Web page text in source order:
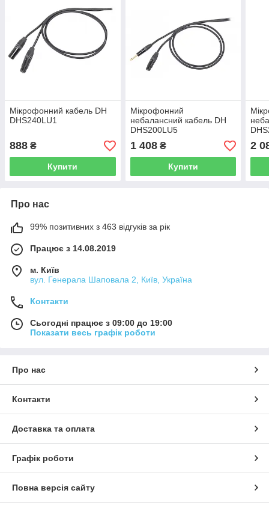
Мікрофонний кабель DH
DHS240LU1
888 ₴
Купити
Мікрофонний
небалансний кабель DH
DHS200LU5
1 408₴
Купити
2
Про нас
99% позитивних з 463 відгуків за рік
Працює з 14.08.2019
м. Київ
вул. Генерала Шаповала 2, Київ, Україна
Контакти
Сьогодні працює з 09:00 до 19:00
Показати весь графік роботи
Про нас
Контакти
Доставка та оплата
Графік роботи
Повна версія сайту